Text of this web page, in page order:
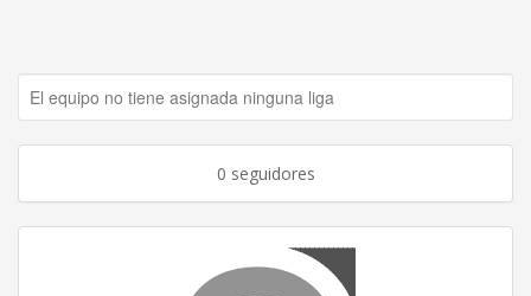
El equipo no tiene asignada ninguna liga
0 seguidores